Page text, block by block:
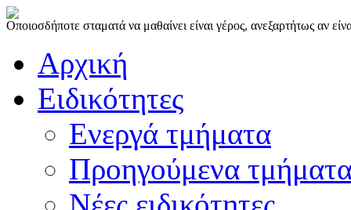
Οποιοσδήποτε σταματά να μαθαίνει είναι γέρος, ανεξαρτήτως αν
Αρχική
Ειδικότητες
Ενεργά τμήματα
Προηγούμενα